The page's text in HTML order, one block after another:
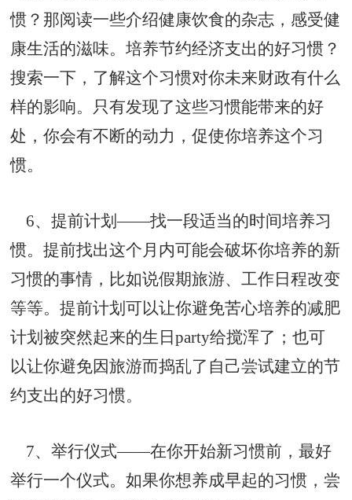
惯？那阅读一些介绍健康饮食的杂志，感受健
康生活的滋味。培养节约经济支出的好习惯？
搜索一下，了解这个习惯对你未来财政有什么
样的影响。只有发现了这些习惯能带来的好
处，你会有不断的动力，促使你培养这个习
惯。
6、提前计划——找一段适当的时间培养习
惯。提前找出这个月内可能会破坏你培养的新
习惯的事情，比如说假期旅游、工作日程改变
等等。提前计划可以让你避免苦心培养的减肥
计划被突然起来的生日party给搅浑了；也可
以让你避免因旅游而捣乱了自己尝试建立的节
约支出的好习惯。
7、举行仪式——在你开始新习惯前，最好
举行一个仪式。如果你想养成早起的习惯，尝